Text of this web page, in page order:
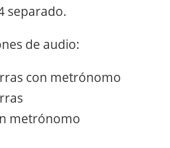
separado.
de audio:
con metrónomo
metrónomo